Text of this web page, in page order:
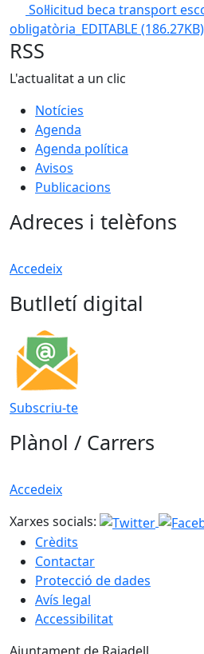
Sol·licitud beca transport
obligatòria_EDITABLE (186.27KB)
RSS
L'actualitat a un clic
Notícies
Agenda
Agenda política
Avisos
Publicacions
Adreces i telèfons
Accedeix
Butlletí digital
Subscriu-te
Plànol / Carrers
Accedeix
Xarxes socials:
Crèdits
Contactar
Protecció de dades
Avís legal
Accessibilitat